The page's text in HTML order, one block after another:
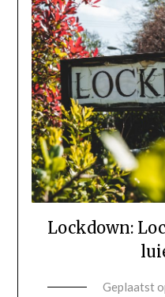
Lockdown:
Geplaatst